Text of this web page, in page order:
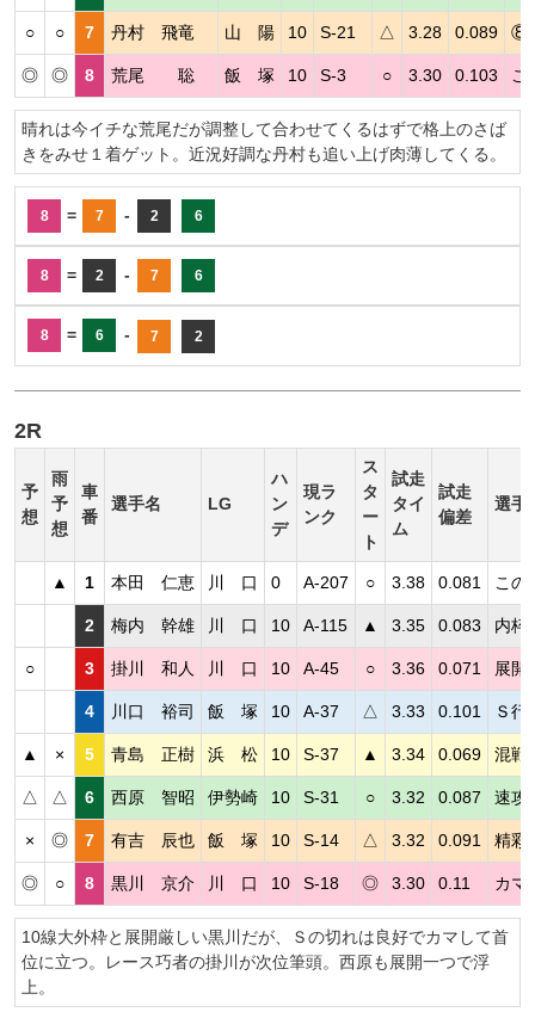
○ ○ 7 丹村 飛竜 山 陽 10 S-21 △ 3.28 0.089 ⑧
◎ ◎ 8 荒尾 聡 飯 塚 10 S-3 ○ 3.30 0.103 こ
晴れは今イチな荒尾だが調整して合わせてくるはずで格上のさば
きをみせ１着ゲット。近況好調な丹村も追い上げ肉薄してくる。
8 = 7 - 2 6
8 = 2 - 7 6
8 = 6 - 7 2
2R
予
想
雨
予
想
車
番
選手名 LG
ハ
ン
デ
現ラ
ンク
ス
タ
ー
ト
試走
タイ
ム
試走
偏差
選手
▲ 1 本田 仁恵 川 口 0 A-207 ○ 3.38 0.081 この
2 梅内 幹雄 川 口 10 A-115 ▲ 3.35 0.083 内枠
○ 3 掛川 和人 川 口 10 A-45 ○ 3.36 0.071 展開
4 川口 裕司 飯 塚 10 A-37 △ 3.33 0.101 Ｓ行
▲ × 5 青島 正樹 浜 松 10 S-37 ▲ 3.34 0.069 混戦
△ △ 6 西原 智昭 伊勢崎 10 S-31 ○ 3.32 0.087 速攻
× ◎ 7 有吉 辰也 飯 塚 10 S-14 △ 3.32 0.091 精彩
◎ ○ 8 黒川 京介 川 口 10 S-18 ◎ 3.30 0.11 カマ
10線大外枠と展開厳しい黒川だが、Ｓの切れは良好でカマして首
位に立つ。レース巧者の掛川が次位筆頭。西原も展開一つで浮
上。